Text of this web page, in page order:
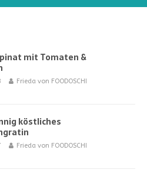
mit Tomaten &
Frieda von FOODOSCHI
köstliches
Frieda von FOODOSCHI